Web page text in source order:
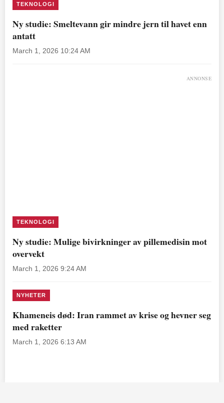
TEKNOLOGI
Ny studie: Smeltevann gir mindre jern til havet enn
antatt
March 1, 2026 10:24 AM
ANNONSE
TEKNOLOGI
Ny studie: Mulige bivirkninger av pillemedisin mot
overvekt
March 1, 2026 9:24 AM
NYHETER
Khameneis død: Iran rammet av krise og hevner seg
med raketter
March 1, 2026 6:13 AM